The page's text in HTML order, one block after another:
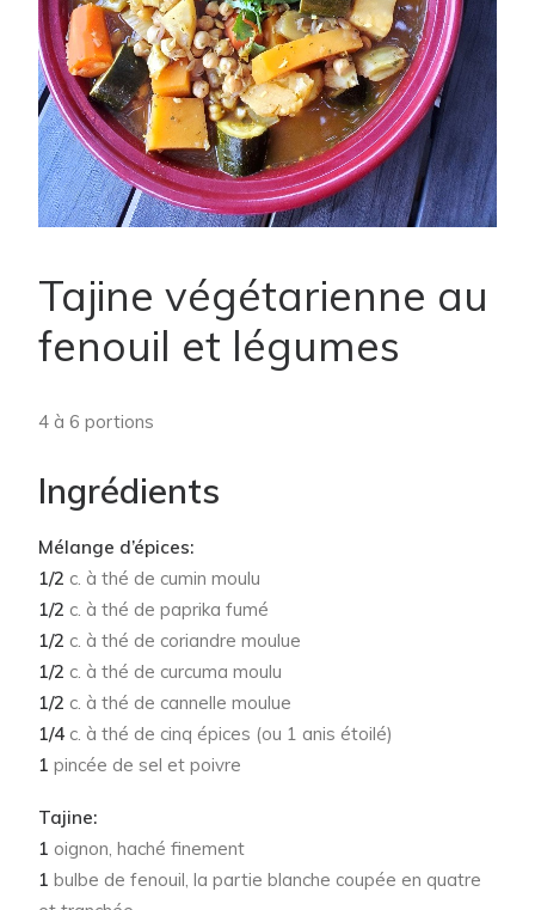
Tajine végétarienne au
fenouil et légumes
4 à 6 portions
Ingrédients
Mélange d’épices:
1/2 c. à thé de cumin moulu
1/2 c. à thé de paprika fumé
1/2 c. à thé de coriandre moulue
1/2 c. à thé de curcuma moulu
1/2 c. à thé de cannelle moulue
1/4 c. à thé de cinq épices (ou 1 anis étoilé)
1 pincée de sel et poivre
Tajine:
1 oignon, haché finement
1 bulbe de fenouil, la partie blanche coupée en quatre